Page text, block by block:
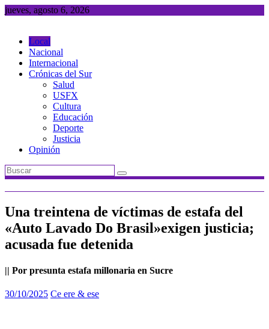
Saltar
jueves, agosto 6, 2026
Local
Nacional
Internacional
Crónicas del Sur
Salud
USFX
Cultura
Educación
Deporte
Justicia
Opinión
Una treintena de víctimas de estafa del
«Auto Lavado Do Brasil»exigen justicia;
acusada fue detenida
|| Por presunta estafa millonaria en Sucre
30/10/2025 Ce ere & ese